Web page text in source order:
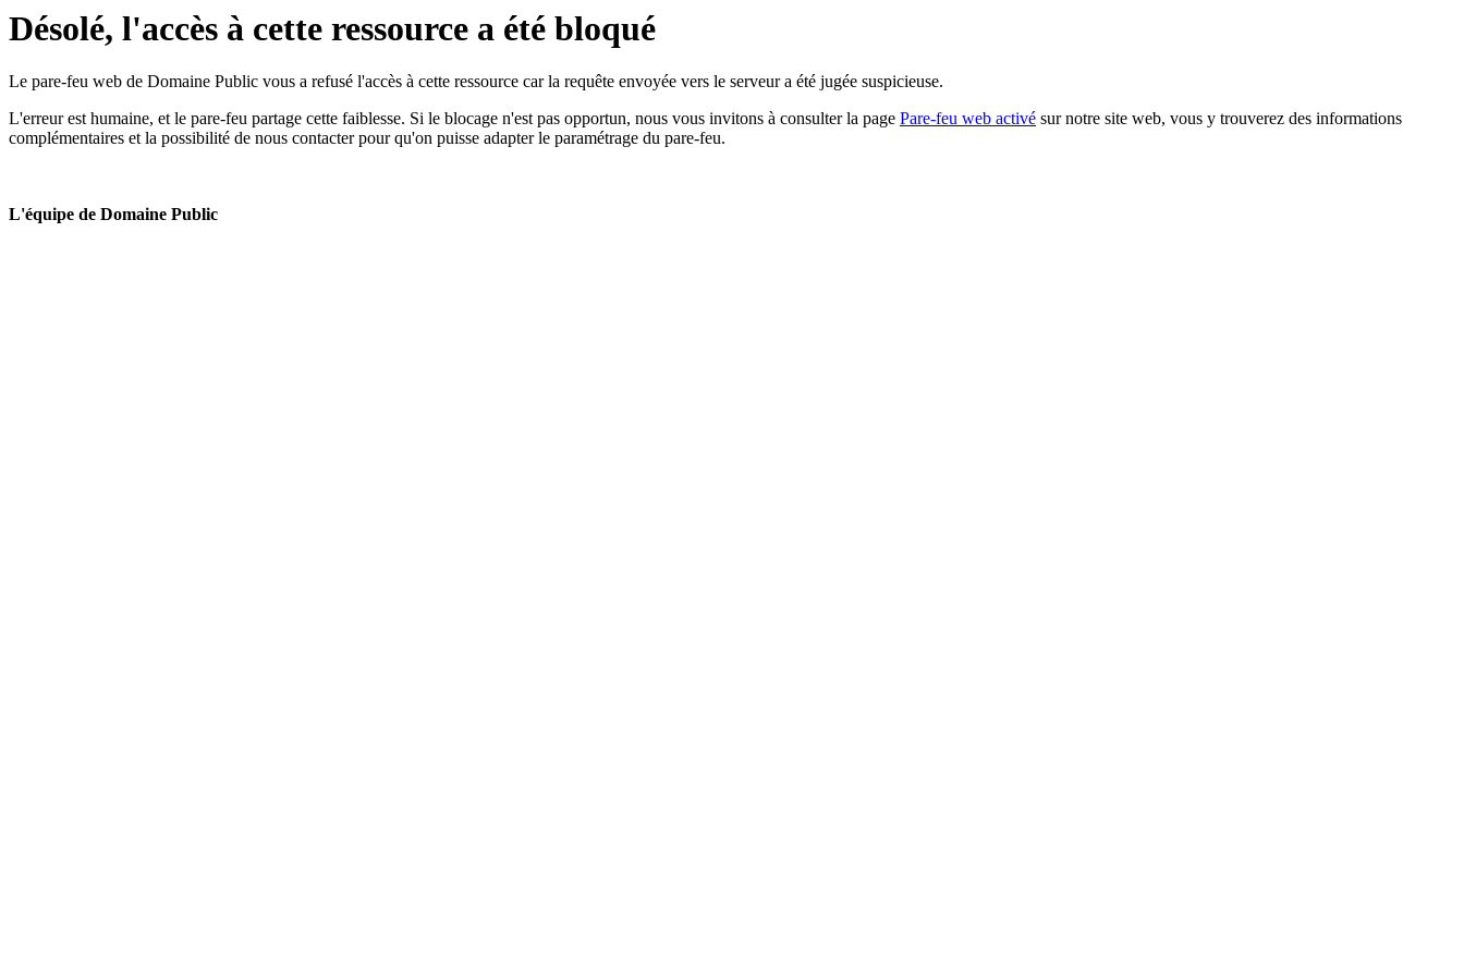
Désolé, l'accès à cette ressource a été bloqué
Le pare-feu web de Domaine Public vous a refusé l'accès à cette ressource car la requête envoyée vers le serveur a été jugée suspicieuse.
L'erreur est humaine, et le pare-feu partage cette faiblesse. Si le blocage n'est pas opportun, nous vous invitons à consulter la page Pare-feu web activé sur notre site web, vous y trouverez des informations
complémentaires et la possibilité de nous contacter pour qu'on puisse adapter le paramétrage du pare-feu.
L'équipe de Domaine Public